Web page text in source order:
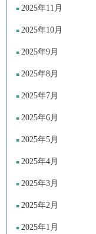
2025年11月
2025年10月
2025年9月
2025年8月
2025年7月
2025年6月
2025年5月
2025年4月
2025年3月
2025年2月
2025年1月